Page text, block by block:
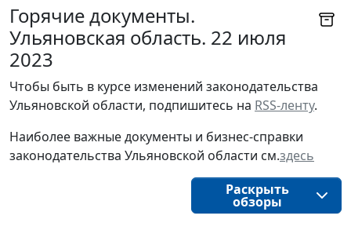
Горячие документы.
Ульяновская область. 22 июля
2023
Чтобы быть в курсе изменений законодательства
Ульяновской области, подпишитесь на RSS-ленту.
Наиболее важные документы и бизнес-справки
законодательства Ульяновской области см.здесь
Раскрыть
обзоры